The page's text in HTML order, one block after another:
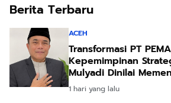
Berita Terbaru
ACEH
Transformasi PT
Kepemimpinan
Mulyadi Dinilai
1 hari yang lalu